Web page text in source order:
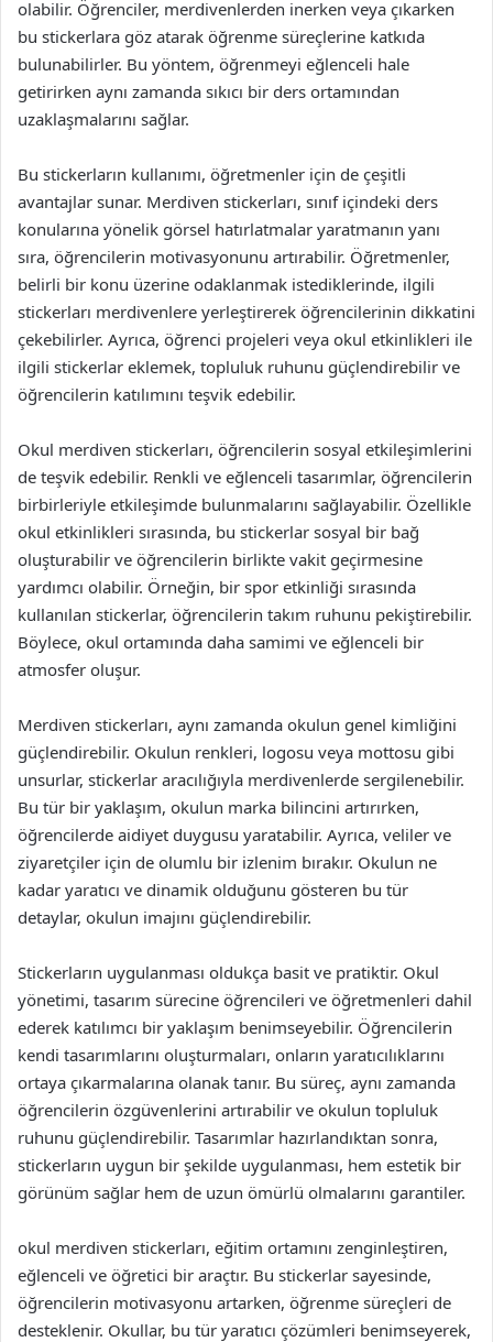
olabilir. Öğrenciler, merdivenlerden inerken veya çıkarken
bu stickerlara göz atarak öğrenme süreçlerine katkıda
bulunabilirler. Bu yöntem, öğrenmeyi eğlenceli hale
getirirken aynı zamanda sıkıcı bir ders ortamından
uzaklaşmalarını sağlar.
Bu stickerların kullanımı, öğretmenler için de çeşitli
avantajlar sunar. Merdiven stickerları, sınıf içindeki ders
konularına yönelik görsel hatırlatmalar yaratmanın yanı
sıra, öğrencilerin motivasyonunu artırabilir. Öğretmenler,
belirli bir konu üzerine odaklanmak istediklerinde, ilgili
stickerları merdivenlere yerleştirerek öğrencilerinin dikkatini
çekebilirler. Ayrıca, öğrenci projeleri veya okul etkinlikleri ile
ilgili stickerlar eklemek, topluluk ruhunu güçlendirebilir ve
öğrencilerin katılımını teşvik edebilir.
Okul merdiven stickerları, öğrencilerin sosyal etkileşimlerini
de teşvik edebilir. Renkli ve eğlenceli tasarımlar, öğrencilerin
birbirleriyle etkileşimde bulunmalarını sağlayabilir. Özellikle
okul etkinlikleri sırasında, bu stickerlar sosyal bir bağ
oluşturabilir ve öğrencilerin birlikte vakit geçirmesine
yardımcı olabilir. Örneğin, bir spor etkinliği sırasında
kullanılan stickerlar, öğrencilerin takım ruhunu pekiştirebilir.
Böylece, okul ortamında daha samimi ve eğlenceli bir
atmosfer oluşur.
Merdiven stickerları, aynı zamanda okulun genel kimliğini
güçlendirebilir. Okulun renkleri, logosu veya mottosu gibi
unsurlar, stickerlar aracılığıyla merdivenlerde sergilenebilir.
Bu tür bir yaklaşım, okulun marka bilincini artırırken,
öğrencilerde aidiyet duygusu yaratabilir. Ayrıca, veliler ve
ziyaretçiler için de olumlu bir izlenim bırakır. Okulun ne
kadar yaratıcı ve dinamik olduğunu gösteren bu tür
detaylar, okulun imajını güçlendirebilir.
Stickerların uygulanması oldukça basit ve pratiktir. Okul
yönetimi, tasarım sürecine öğrencileri ve öğretmenleri dahil
ederek katılımcı bir yaklaşım benimseyebilir. Öğrencilerin
kendi tasarımlarını oluşturmaları, onların yaratıcılıklarını
ortaya çıkarmalarına olanak tanır. Bu süreç, aynı zamanda
öğrencilerin özgüvenlerini artırabilir ve okulun topluluk
ruhunu güçlendirebilir. Tasarımlar hazırlandıktan sonra,
stickerların uygun bir şekilde uygulanması, hem estetik bir
görünüm sağlar hem de uzun ömürlü olmalarını garantiler.
okul merdiven stickerları, eğitim ortamını zenginleştiren,
eğlenceli ve öğretici bir araçtır. Bu stickerlar sayesinde,
öğrencilerin motivasyonu artarken, öğrenme süreçleri de
desteklenir. Okullar, bu tür yaratıcı çözümleri benimseyerek,